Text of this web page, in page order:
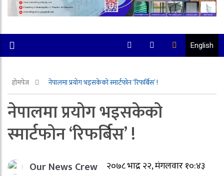
English
होमपेज नेपालमा प्रयोग भइसकेको स्मार्टफोन ‘रिफर्बिस’ !
नेपालमा प्रयोग भइसकेको
स्मार्टफोन ‘रिफर्बिस’ !
Our News Crew २०७८ भाद्र २२, मंगलवार १०:४३